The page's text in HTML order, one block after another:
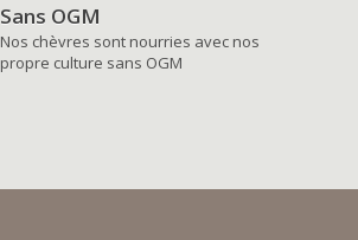
Sans OGM
Nos chèvres sont nourries avec nos
propre culture sans OGM